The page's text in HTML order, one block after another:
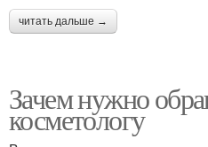
читать дальше →
Зачем нужно
косметологу